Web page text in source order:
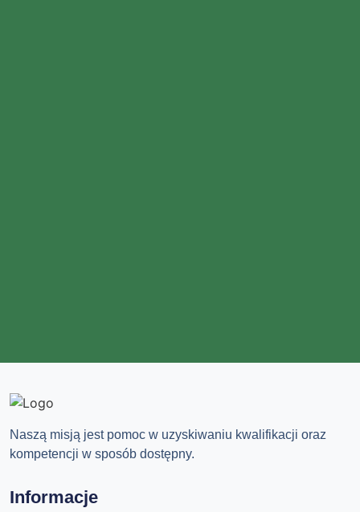
Naszą misją jest pomoc w uzyskiwaniu kwalifikacji oraz
kompetencji w sposób dostępny.
Informacje